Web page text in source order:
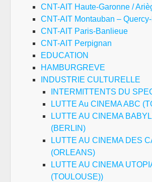
CNT-AIT Haute-Garonne /
CNT-AIT Montauban –
CNT-AIT Paris-Banlieue
CNT-AIT Perpignan
EDUCATION
HAMBURGREVE
INDUSTRIE CULTURELLE
INTERMITTENTS DU
LUTTE Au CINEMA ABC
LUTTE AU CINEMA
(BERLIN)
LUTTE AU CINEMA DES
(ORLEANS)
LUTTE AU CINEMA
(TOULOUSE))